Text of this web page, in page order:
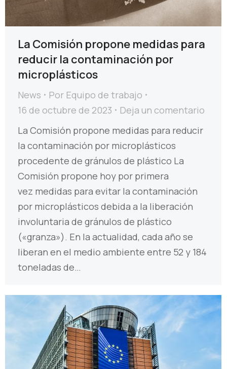
La Comisión propone medidas para
reducir la contaminación por
microplásticos
News Por Equipo de trabajo
16 de octubre de 2023
Deja un comentario
La Comisión propone medidas para reducir
la contaminación por microplásticos
procedente de gránulos de plástico La
Comisión propone hoy por primera
vez medidas para evitar la contaminación
por microplásticos debida a la liberación
involuntaria de gránulos de plástico
(«granza»). En la actualidad, cada año se
liberan en el medio ambiente entre 52 y 184
toneladas de…